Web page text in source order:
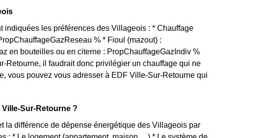
indiquées les préférences des Villageois : * Chauffage
% * Fioul (mazout) :
en bouteilles ou en citerne : PropChauffageGazIndiv %
Retourne, il faudrait donc privilégier un chauffage qui ne
vous pouvez vous adresser à EDF Ville-Sur-Retourne qui
Sur-Retourne ?
la différence de dépense énergétique des Villageois par